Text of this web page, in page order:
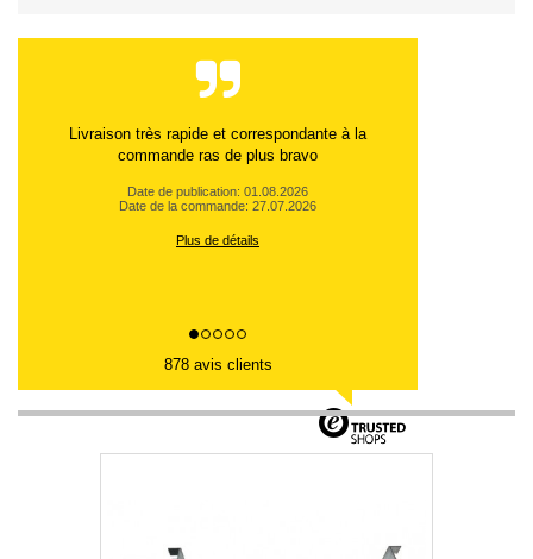
Livraison très rapide et correspondante à la
commande ras de plus bravo
Date de publication: 01.08.2026
Date de la commande: 27.07.2026
Plus de détails
878 avis clients